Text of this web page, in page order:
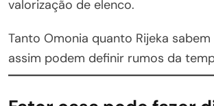
valorização de elenco.
Tanto Omonia quanto Rijeka
assim podem definir rumos da